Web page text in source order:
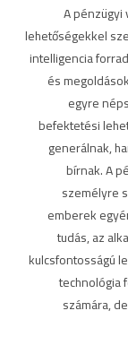
A pénzügyi
lehetőségekkel
intelligencia
és
egyre
befektetési
generálnak,
bírnak. A
személyre
emberek
tudás, az
kulcsfontosságú
technológia
számára,